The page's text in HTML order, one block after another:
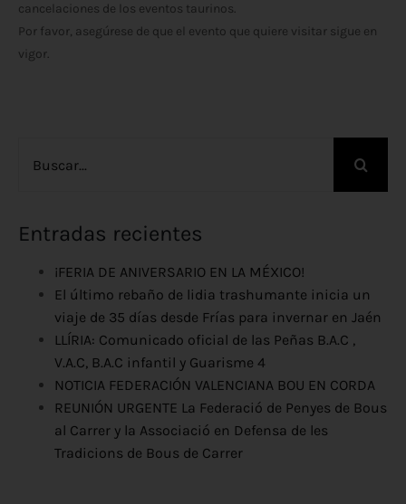
cancelaciones de los eventos taurinos.
Por favor, asegúrese de que el evento que quiere visitar sigue en
vigor.
Entradas recientes
¡FERIA DE ANIVERSARIO EN LA MÉXICO!
El último rebaño de lidia trashumante inicia un
viaje de 35 días desde Frías para invernar en Jaén
LLÍRIA: Comunicado oficial de las Peñas B.A.C ,
V.A.C, B.A.C infantil y Guarisme 4
NOTICIA FEDERACIÓN VALENCIANA BOU EN CORDA
REUNIÓN URGENTE La Federació de Penyes de Bous
al Carrer y la Associació en Defensa de les
Tradicions de Bous de Carrer